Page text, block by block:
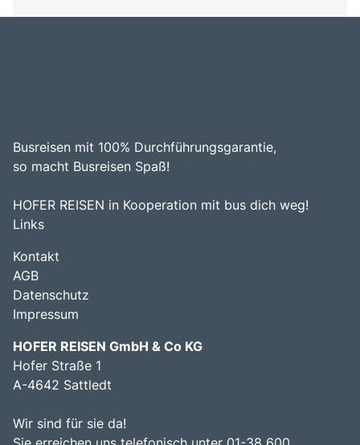
Busreisen mit 100% Durchführungsgarantie,
so macht Busreisen Spaß!
HOFER REISEN in Kooperation mit bus dich weg!
Links
Kontakt
AGB
Datenschutz
Impressum
HOFER REISEN GmbH & Co KG
Hofer Straße 1
A-4642 Sattledt
Wir sind für sie da!